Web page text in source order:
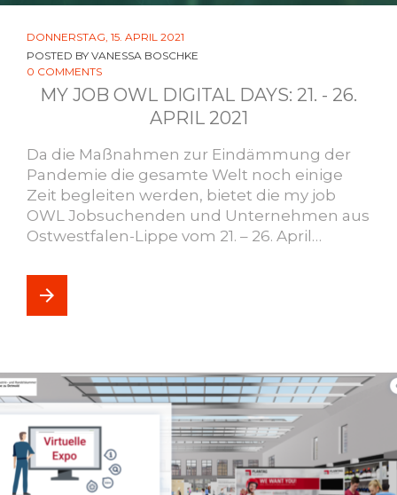
DONNERSTAG, 15. APRIL 2021
POSTED BY VANESSA BOSCHKE
0 COMMENTS
MY JOB OWL DIGITAL DAYS: 21. - 26.
APRIL 2021
Da die Maßnahmen zur Eindämmung der
Pandemie die gesamte Welt noch einige
Zeit begleiten werden, bietet die my job
OWL Jobsuchenden und Unternehmen aus
Ostwestfalen-Lippe vom 21. – 26. April…
arrow_forward